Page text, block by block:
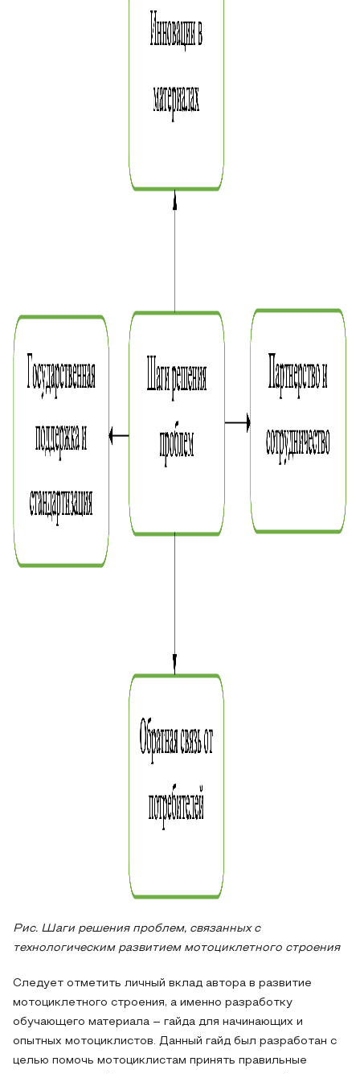
Рис. Шаги решения проблем, связанных с
технологическим развитием мотоциклетного строения
Следует отметить личный вклад автора в развитие
мотоциклетного строения, а именно разработку
обучающего материала – гайда для начинающих и
опытных мотоциклистов. Данный гайд был разработан с
целью помочь мотоциклистам принять правильные